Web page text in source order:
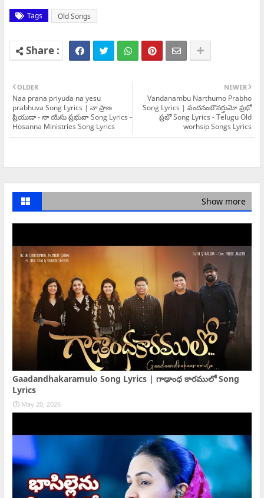
Tags Old Songs
NEWER
Vandanambu Narthumo Prabho
Song Lyrics | వందనంబొనర్తుమో ప్రభో
ప్రభో Song Lyrics - Telugu Old
worhsip Songs Lyrics
OLDER
Naa prana priyuda na yesu
prabhuva Song Lyrics | నా ప్రాణ
ప్రియుడా - నా యేసు ప్రభువా Song Lyrics -
Hosanna Ministries Song Lyrics
Show more
Gaadandhakaramulo Song Lyrics | గాఢాంధ కారములో Song
Lyrics
May 20, 2026